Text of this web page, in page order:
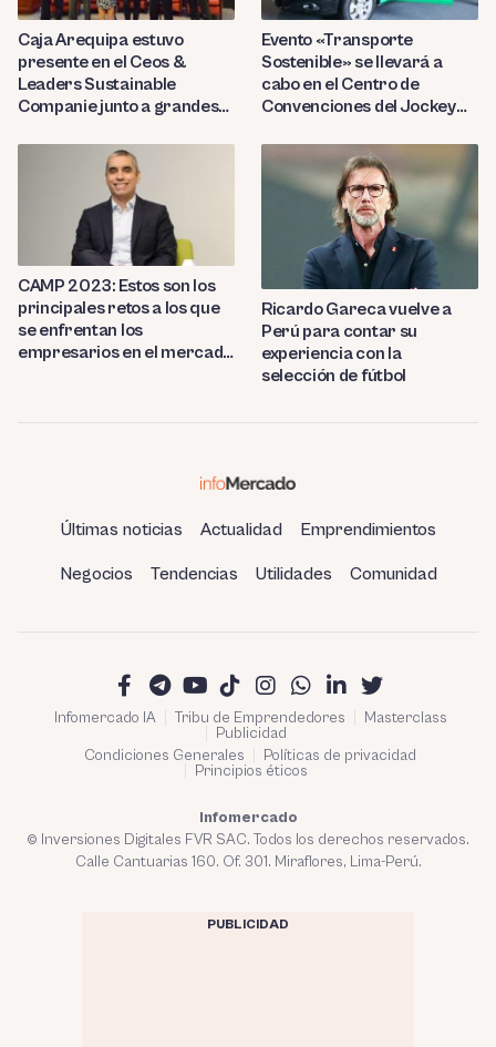
Caja Arequipa estuvo
presente en el Ceos &
Leaders Sustainable
Companie junto a grandes
Evento «Transporte
Sostenible» se llevará a
cabo en el Centro de
Convenciones del Jockey
CAMP 2023: Estos son los
principales retos a los que
se enfrentan los
empresarios en el mercado
Ricardo Gareca vuelve a
Perú para contar su
experiencia con la
selección de fútbol
Últimas noticias Actualidad Emprendimientos
Negocios Tendencias Utilidades Comunidad
Infomercado IA Tribu de Emprendedores
Masterclass
Publicidad
Condiciones Generales
Políticas de privacidad
Principios éticos
Infomercado
© Inversiones Digitales FVR SAC. Todos los derechos reservados.
Calle Cantuarias 160. Of. 301. Miraflores, Lima-Perú.
PUBLICIDAD